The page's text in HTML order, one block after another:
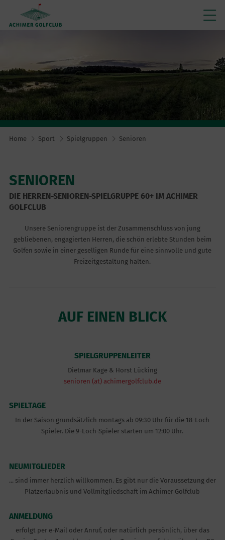
Home Sport Spielgruppen Senioren
SENIOREN
DIE HERREN-SENIOREN-SPIELGRUPPE 60+ IM ACHIMER
GOLFCLUB
Unsere Seniorengruppe ist der Zusammenschluss von jung
gebliebenen, engagierten Herren, die schön erlebte Stunden beim
Golfen sowie in einer geselligen Runde für eine sinnvolle und gute
Freizeitgestaltung halten.
AUF EINEN BLICK
SPIELGRUPPENLEITER
Dietmar Kage & Horst Lücking
senioren (at) achimergolfclub.de
SPIELTAGE
In der Saison grundsätzlich montags ab 09:30 Uhr für die 18-Loch
Spieler. Die 9-Loch-Spieler starten um 12:00 Uhr.
NEUMITGLIEDER
... sind immer herzlich willkommen. Es gibt nur die Voraussetzung der
Platzerlaubnis und Vollmitgliedschaft im Achimer Golfclub
ANMELDUNG
erfolgt per e-Mail oder Anruf, oder natürlich persönlich, über das